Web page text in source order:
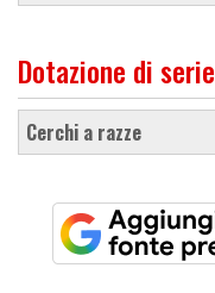
Dotazione di serie
cerchi a razze